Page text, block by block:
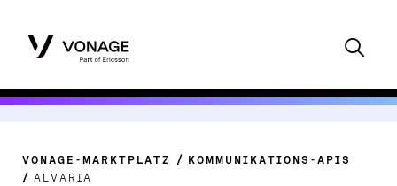
VONAGE-MARKTPLATZ
KOMMUNIKATIONS-APIS
ALVARIA